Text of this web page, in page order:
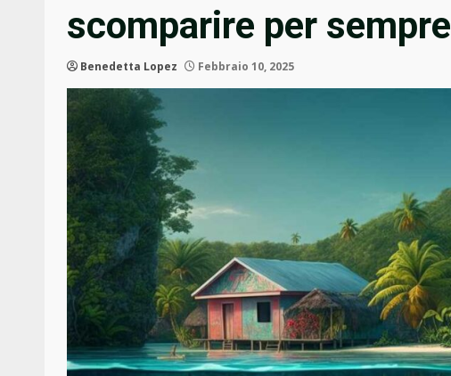
scomparire per sempre
Benedetta Lopez Febbraio 10, 2025